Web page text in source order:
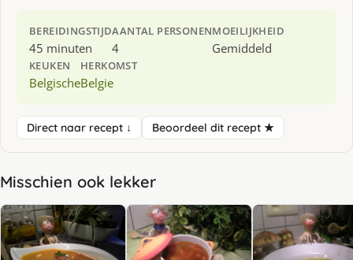
BEREIDINGSTIJD
45 minuten
AANTAL PERSONEN
4
MOEILIJKHEID
Gemiddeld
KEUKEN
Belgische
HERKOMST
Belgie
Direct naar recept ↓ Beoordeel dit recept ★
Misschien ook lekker